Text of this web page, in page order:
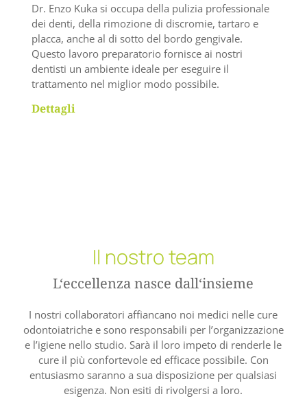
Dr. Enzo Kuka si occupa della pulizia professionale
dei denti, della rimozione di discromie, tartaro e
placca, anche al di sotto del bordo gengivale.
Questo lavoro preparatorio fornisce ai nostri
dentisti un ambiente ideale per eseguire il
trattamento nel miglior modo possibile.
Dettagli
Il nostro team
L‘eccellenza nasce dall‘insieme
I nostri collaboratori affiancano noi medici nelle cure
odontoiatriche e sono responsabili per l’organizzazione
e l’igiene nello studio. Sarà il loro impeto di renderle le
cure il più confortevole ed efficace possibile. Con
entusiasmo saranno a sua disposizione per qualsiasi
esigenza. Non esiti di rivolgersi a loro.